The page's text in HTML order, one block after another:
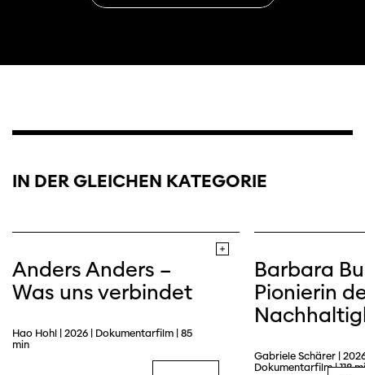
IN DER GLEICHEN KATEGORIE
Anders Anders –
Was uns verbindet
Hao Hohl | 2026 | Dokumentarfilm | 85
min
Barbara
Pionierin
Gabriele Schärer |
Dokumentarfilm | 118